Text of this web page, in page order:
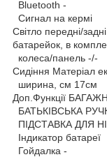
Bluetooth -
Сигнал на кермі
Світло передні/
батарейок, в
колеса/панель -/-
Сидіння Матеріал
ширина, см 17см
Доп.Функції
БАТЬКІВСЬКА
ПІДСТАВКА ДЛЯ
Індикатор батареї
Гойдалка -